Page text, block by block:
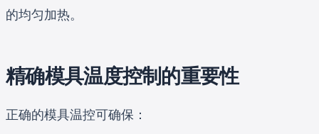
的均匀加热。
精确模具温度控制的重要性
正确的模具温控可确保：